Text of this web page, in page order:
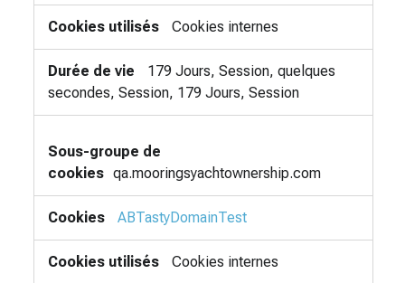
Cookies internes
179 Jours, Session, quelques
secondes, Session, 179 Jours, Session
qa.mooringsyachtownership.com
ABTastyDomainTest
Cookies internes